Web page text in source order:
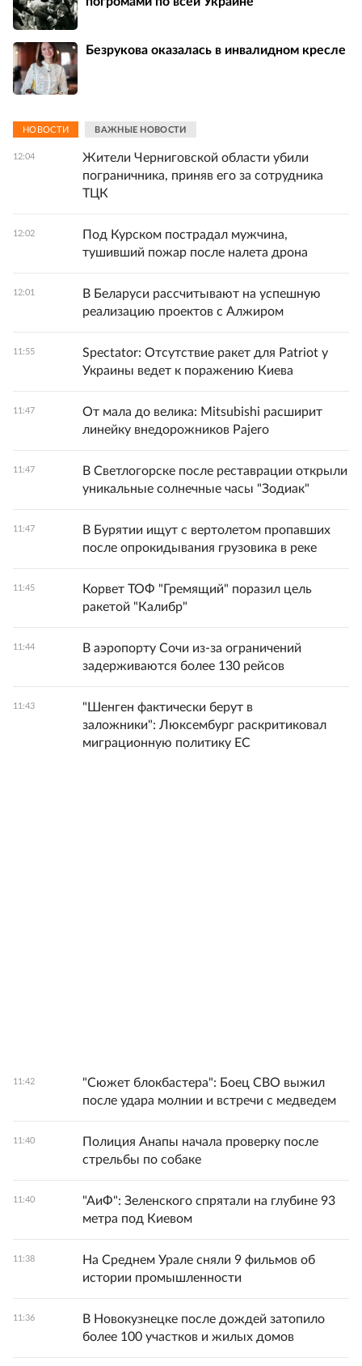
Безрукова оказалась в инвалидном кресле
НОВОСТИ ВАЖНЫЕ НОВОСТИ
12:04
Жители Черниговской области убили
пограничника, приняв его за сотрудника
ТЦК
12:02
Под Курском пострадал мужчина,
тушивший пожар после налета дрона
12:01
В Беларуси рассчитывают на успешную
реализацию проектов с Алжиром
11:55
Spectator: Отсутствие ракет для Patriot у
Украины ведет к поражению Киева
11:47
От мала до велика: Mitsubishi расширит
линейку внедорожников Pajero
11:47
В Светлогорске после реставрации открыли
уникальные солнечные часы "Зодиак"
11:47
В Бурятии ищут с вертолетом пропавших
после опрокидывания грузовика в реке
11:45
Корвет ТОФ "Гремящий" поразил цель
ракетой "Калибр"
11:44
В аэропорту Сочи из-за ограничений
задерживаются более 130 рейсов
11:43
"Шенген фактически берут в
заложники": Люксембург раскритиковал
миграционную политику ЕС
11:42
"Сюжет блокбастера": Боец СВО выжил
после удара молнии и встречи с медведем
11:40
Полиция Анапы начала проверку после
стрельбы по собаке
11:40
"АиФ": Зеленского спрятали на глубине 93
метра под Киевом
11:38
На Среднем Урале сняли 9 фильмов об
истории промышленности
11:36
В Новокузнецке после дождей затопило
более 100 участков и жилых домов